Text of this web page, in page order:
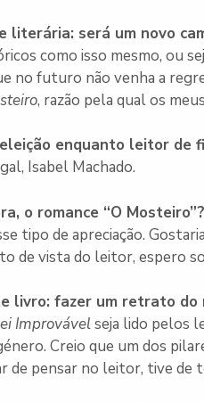
literária: será um novo
como isso mesmo, ou
no futuro não venha a
, razão pela qual os
enquanto leitor de
Isabel Machado.
o romance “O Mosteiro”?
tipo de apreciação.
de vista do leitor, espero
livro: fazer um retrato
Improvávelseja lido pelos
Creio que um dos
de pensar no leitor, tive